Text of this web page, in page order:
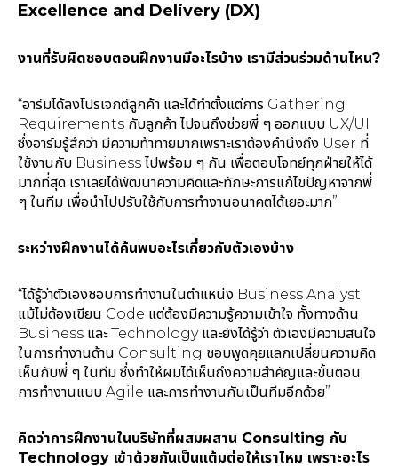
Excellence and Delivery (DX)
งานที่รับผิดชอบตอนฝึกงานมีอะไรบ้าง เรามีส่วนร่วมด้านไหน?
“อาร์มได้ลงโปรเจกต์ลูกค้า และได้ทำตั้งแต่การ Gathering
Requirements กับลูกค้า ไปจนถึงช่วยพี่ ๆ ออกแบบ UX/UI
ซึ่งอาร์มรู้สึกว่า มีความท้าทายมากเพราะเราต้องคำนึงถึง User ที่
ใช้งานกับ Business ไปพร้อม ๆ กัน เพื่อตอบโจทย์ทุกฝ่ายให้ได้
มากที่สุด เราเลยได้พัฒนาความคิดและทักษะการแก้ไขปัญหาจากพี่
ๆ ในทีม เพื่อนำไปปรับใช้กับการทำงานอนาคตได้เยอะมาก”
ระหว่างฝึกงานได้ค้นพบอะไรเกี่ยวกับตัวเองบ้าง
“ได้รู้ว่าตัวเองชอบการทำงานในตำแหน่ง Business Analyst
แม้ไม่ต้องเขียน Code แต่ต้องมีความรู้ความเข้าใจ ทั้งทางด้าน
Business และ Technology และยังได้รู้ว่า ตัวเองมีความสนใจ
ในการทำงานด้าน Consulting ชอบพูดคุยแลกเปลี่ยนความคิด
เห็นกับพี่ ๆ ในทีม ซึ่งทำให้ผมได้เห็นถึงความสำคัญและขั้นตอน
การทำงานแบบ Agile และการทำงานกันเป็นทีมอีกด้วย”
คิดว่าการฝึกงานในบริษัทที่ผสมผสาน Consulting กับ
Technology เข้าด้วยกันเป็นแต้มต่อให้เราไหม เพราะอะไร